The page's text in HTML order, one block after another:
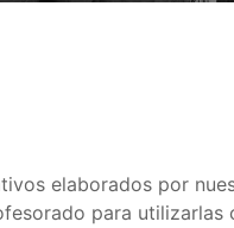
elaborados por
para